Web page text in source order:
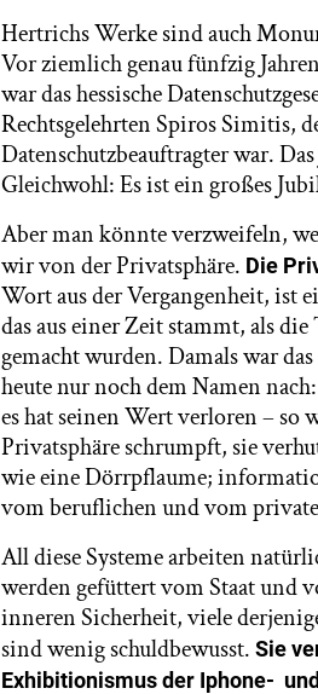
Hertrichs Werke sind auch
Vor ziemlich genau fünfzig
war das hessische
Rechtsgelehrten Spiros Simitis,
Datenschutzbeauftragter war.
Gleichwohl: Es ist ein großes
Aber man könnte verzweifeln,
wir von der Privatsphäre. Die
Wort aus der Vergangenheit, ist
das aus einer Zeit stammt, als
gemacht wurden. Damals war
heute nur noch dem Namen
es hat seinen Wert verloren – so
Privatsphäre schrumpft, sie
wie eine Dörrpflaume;
vom beruflichen und vom
All diese Systeme arbeiten
werden gefüttert vom Staat und
inneren Sicherheit, viele
sind wenig schuldbewusst. Sie
Exhibitionismus der Iphone-